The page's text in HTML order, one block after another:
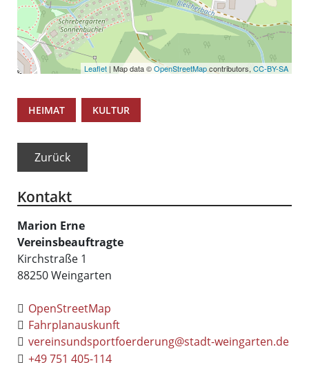
Leaflet | Map data ©OpenStreetMapcontributors, CC-BY-SA
HEIMAT KULTUR
Zurück
Kontakt
Marion Erne
Vereinsbeauftragte
Kirchstraße 1
88250Weingarten
OpenStreetMap
Fahrplanauskunft
vereinsundsportfoerderung@stadt-weingarten.de
+49 751 405-114